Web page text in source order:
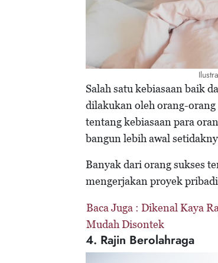
Salah satu kebiasaan baik
dilakukan oleh orang-orang
tentang kebiasaan para
bangun lebih awal
Banyak dari orang sukses
mengerjakan proyek
Baca Juga : Dikenal Kaya
Mudah Disontek
4. Rajin Berolahraga